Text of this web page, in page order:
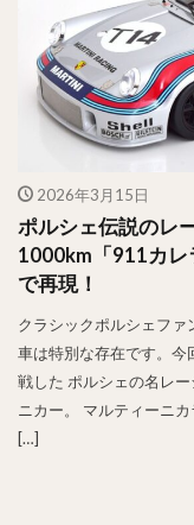
2026年3月15日
ポルシェ伝説のレ
1000km「911カレ
で再現！
クラシックポルシェファ
車は特別な存在です。
戦した ポルシェの名レ
ニカー。 マルティーニ
[…]